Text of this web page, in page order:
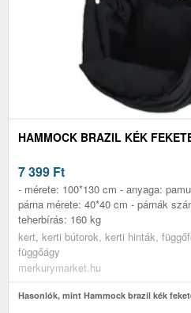
HAMMOCK BRAZIL KÉK
7 399 Ft
- mérete: 100*130 cm - anyaga:
párna mérete: 40*40 cm - párnák
teherbírás: 160 kg
kert, kerti bútorok, kerti hinták,
függőágy
merkurymarket.hu
Hasonlók, mint Hammock brazil kék